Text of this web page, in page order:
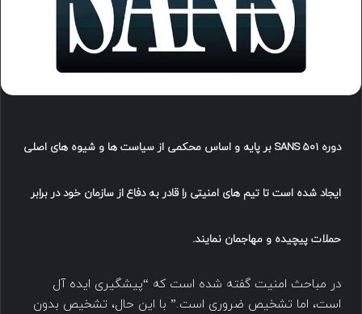
دوره SANS 501 بر پایه و اساس محكمی از سیاست ها و شیوه های اصلی
ایجاد شده است تا تیم های امنیتی را قادر به دفاع از سازمان خود در برابر
حملات پیچیده و مهاجمان نمایند.
در مباحث امنیت گفته شده است که “پیشگیری ایده آل
است، اما تشخیص ضروری است.” با این حال، تشخیص بدون